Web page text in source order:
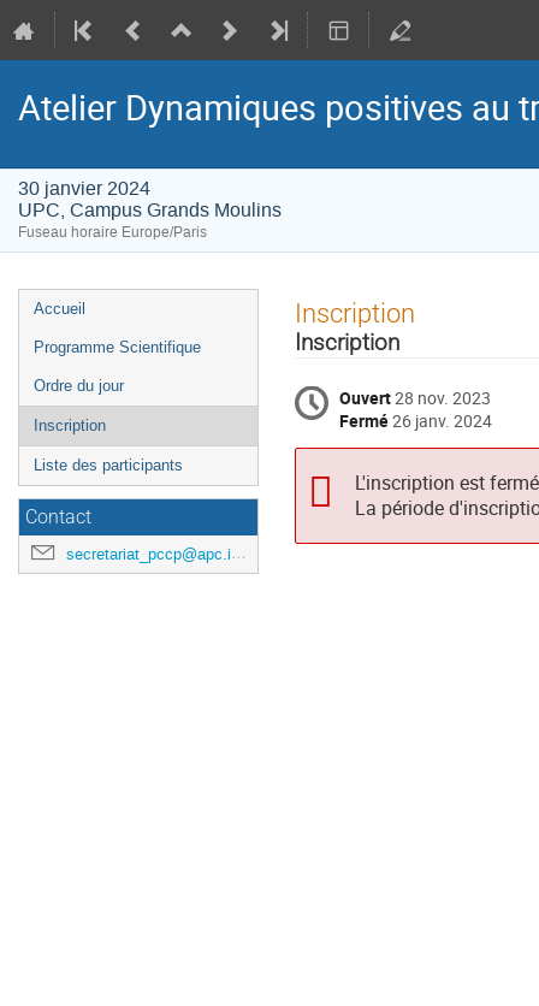
Atelier Dynamiques positives au
30 janvier 2024
UPC, Campus Grands Moulins
Fuseau horaire Europe/Paris
Menu
de
Accueil
Programme Scientifique
Ordre du jour
Inscription
Liste des participants
Contact
secretariat_pccp@apc.in2p3.fr
Inscription
Inscription
Ouvert28 nov. 2023
Fermé26 janv. 2024
L'inscription est
La période